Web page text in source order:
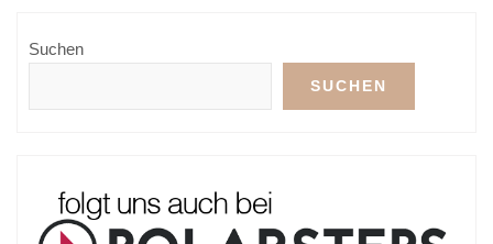
Suchen
SUCHEN